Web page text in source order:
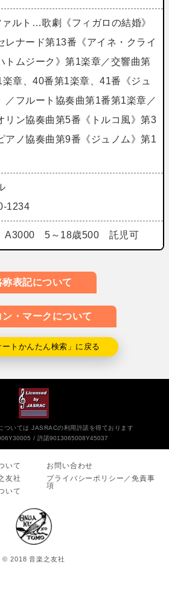
ルト…歌劇《フィガロの結婚》
レナード第13番《アイネ・クライ
トムジーク》第1楽章／交響曲第
章、40番第1楽章、41番《ジュ
／フルート協奏曲第1番第1楽章／
リン協奏曲第5番《トルコ風》第3
アノ協奏曲第9番《ジュノム》第1
1234
A3000 5～18歳500 託児可
表記について
・マークについて
トかんたん検索」に戻る
ついては JASRACの利用許諾を得ております
許諾9013065008Y45037
いて
友社
いて
お問い合わせ
プライバシーポリシー／免責事
項
© 2018 音楽之友社